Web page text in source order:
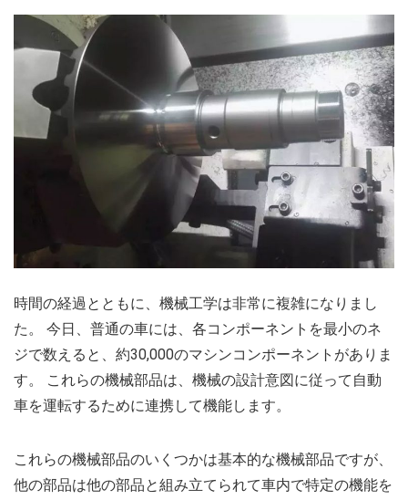
時間の経過とともに、機械工学は非常に複雑になりまし
た。 今日、普通の車には、各コンポーネントを最小のネ
ジで数えると、約30,000のマシンコンポーネントがありま
す。 これらの機械部品は、機械の設計意図に従って自動
車を運転するために連携して機能します。
これらの機械部品のいくつかは基本的な機械部品ですが、
他の部品は他の部品と組み立てられて車内で特定の機能を